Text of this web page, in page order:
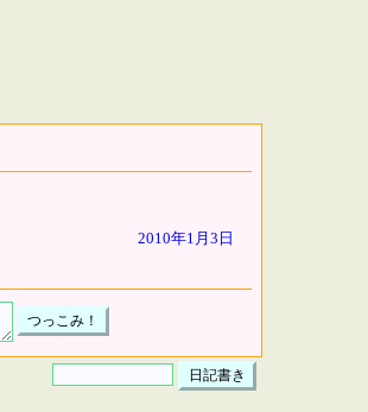
2010年1月3日